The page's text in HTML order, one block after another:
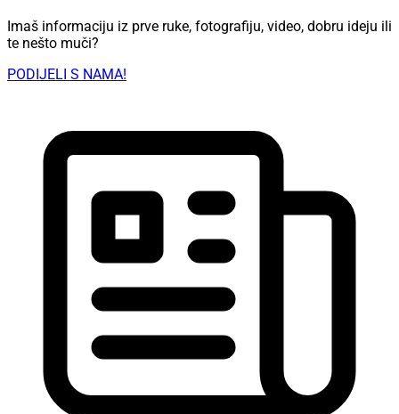
Imaš informaciju iz prve ruke, fotografiju, video, dobru ideju ili
te nešto muči?
PODIJELI S NAMA!